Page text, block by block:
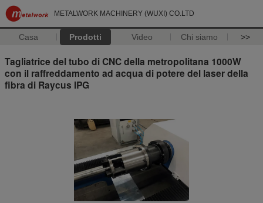
METALWORK MACHINERY (WUXI) CO.LTD
Casa Prodotti Video Chi siamo >>
Tagliatrice del tubo di CNC della metropolitana 1000W
con il raffreddamento ad acqua di potere del laser della
fibra di Raycus IPG